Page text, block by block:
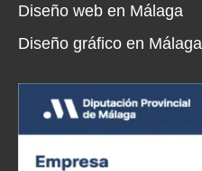
Diseño web en Málaga
Diseño gráfico en Málaga